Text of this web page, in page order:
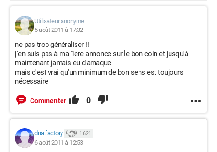
Utilisateur anonyme
5 août 2011 à 17:32
ne pas trop généraliser !!
j'en suis pas à ma 1ere annonce sur le bon coin et jusqu'à
maintenant jamais eu d'arnaque
mais c'est vrai qu'un minimum de bon sens est toujours
nécessaire
Commenter 0
dna.factory 1 621
6 août 2011 à 12:53